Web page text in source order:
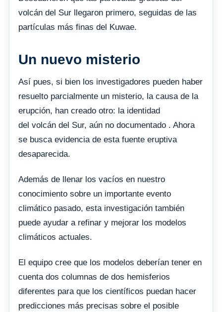
volcán del Sur llegaron primero, seguidas de las
partículas más finas del Kuwae.
Un nuevo misterio
Así pues, si bien los investigadores pueden haber
resuelto parcialmente un misterio, la causa de la
erupción, han creado otro: la identidad
del volcán del Sur, aún no documentado . Ahora
se busca evidencia de esta fuente eruptiva
desaparecida.
Además de llenar los vacíos en nuestro
conocimiento sobre un importante evento
climático pasado, esta investigación también
puede ayudar a refinar y mejorar los modelos
climáticos actuales.
El equipo cree que los modelos deberían tener en
cuenta dos columnas de dos hemisferios
diferentes para que los científicos puedan hacer
predicciones más precisas sobre el posible